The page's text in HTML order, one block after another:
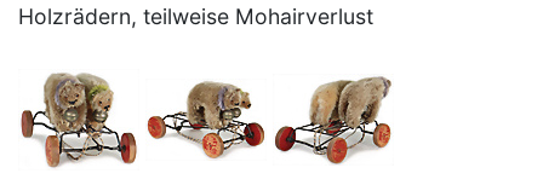
Holzrädern, teilweise Mohairverlust